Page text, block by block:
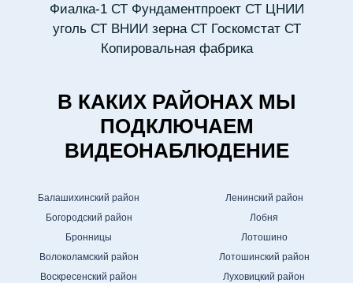
Фиалка-1 СТ Фундаментпроект СТ ЦНИИ
уголь СТ ВНИИ зерна СТ Госкомстат СТ
Копировальная фабрика
В КАКИХ РАЙОНАХ МЫ
ПОДКЛЮЧАЕМ
ВИДЕОНАБЛЮДЕНИЕ
Балашихинский район
Богородский район
Бронницы
Волоколамский район
Воскресенский район
Ленинский район
Лобня
Лотошино
Лотошинский район
Луховицкий район